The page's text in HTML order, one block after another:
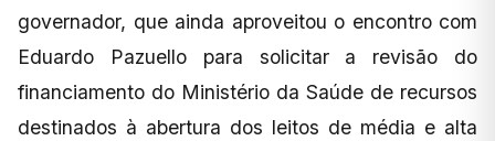
governador, que ainda aproveitou o encontro com
Eduardo Pazuello para solicitar a revisão do
financiamento do Ministério da Saúde de recursos
destinados à abertura dos leitos de média e alta